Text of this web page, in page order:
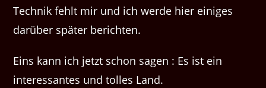
Technik fehlt mir und ich werde hier einiges
darüber später berichten.
Eins kann ich jetzt schon sagen : Es ist ein
interessantes und tolles Land.